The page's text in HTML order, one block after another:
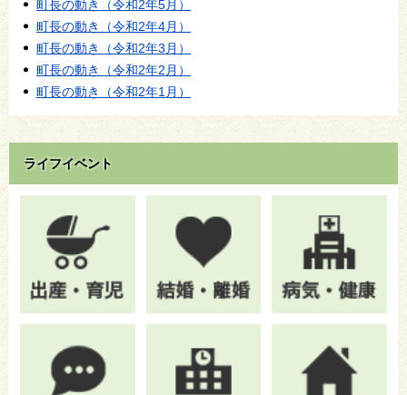
町長の動き（令和2年5月）
町長の動き（令和2年4月）
町長の動き（令和2年3月）
町長の動き（令和2年2月）
町長の動き（令和2年1月）
ライフイベント